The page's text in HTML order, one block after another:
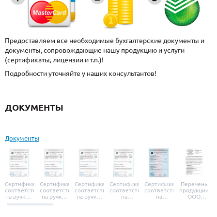
Предоставляем все необходимые бухгалтерские документы и
документы, сопровождающие нашу продукцию и услуги
(сертификаты, лицензии и т.п.)!
Подробности уточняйте у наших консультантов!
ДОКУМЕНТЫ
Документы
Сертификат
соответствия
на ручки и
броненакладки
Сертификат
соответствия
на ручки-
защелки
Сертификат
соответствия
на ручки-
Сертификат
соответствия
на
Сертификат
соответствия
на
Перечень
продукции
ООО